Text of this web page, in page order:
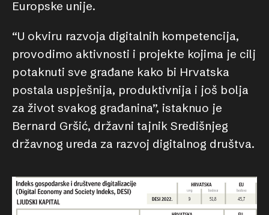
Europske unije.
“U okviru razvoja digitalnih kompetencija,
provodimo aktivnosti i projekte kojima je cilj
potaknuti sve građane kako bi Hrvatska
postala uspješnija, produktivnija i još bolja
za život svakog građanina”, istaknuo je
Bernard Gršić, državni tajnik Središnjeg
državnog ureda za razvoj digitalnog društva.